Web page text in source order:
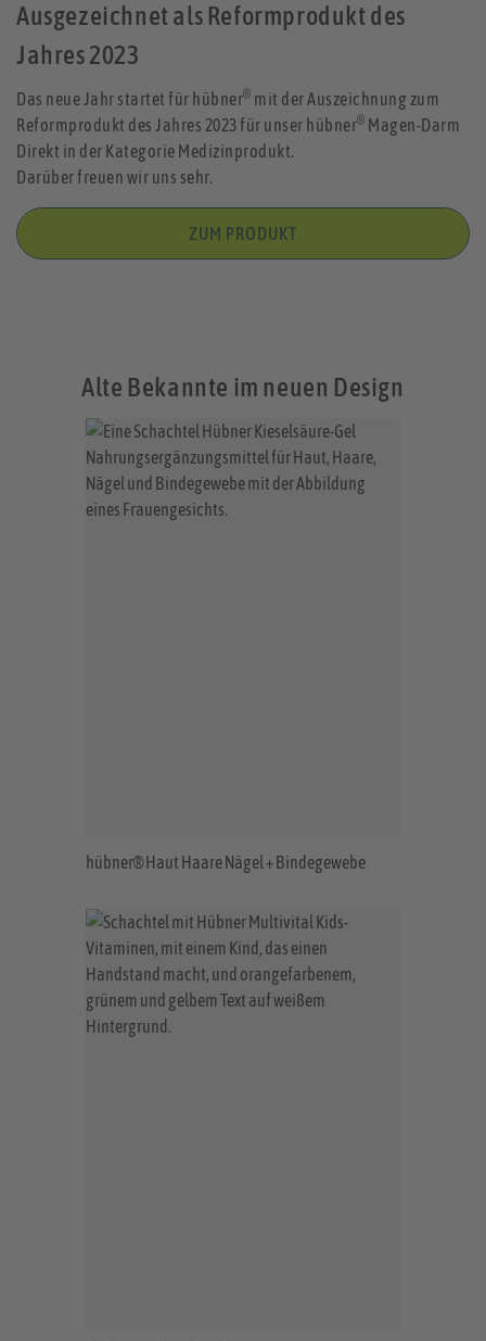
Ausgezeichnet als Reformprodukt des
Jahres 2023
Das neue Jahr startet für hübner® mit der Auszeichnung zum
Reformprodukt des Jahres 2023 für unser hübner® Magen-Darm
Direkt in der Kategorie Medizinprodukt.
Darüber freuen wir uns sehr.
ZUM PRODUKT
Alte Bekannte im neuen Design
hübner® Haut Haare Nägel + Bindegewebe